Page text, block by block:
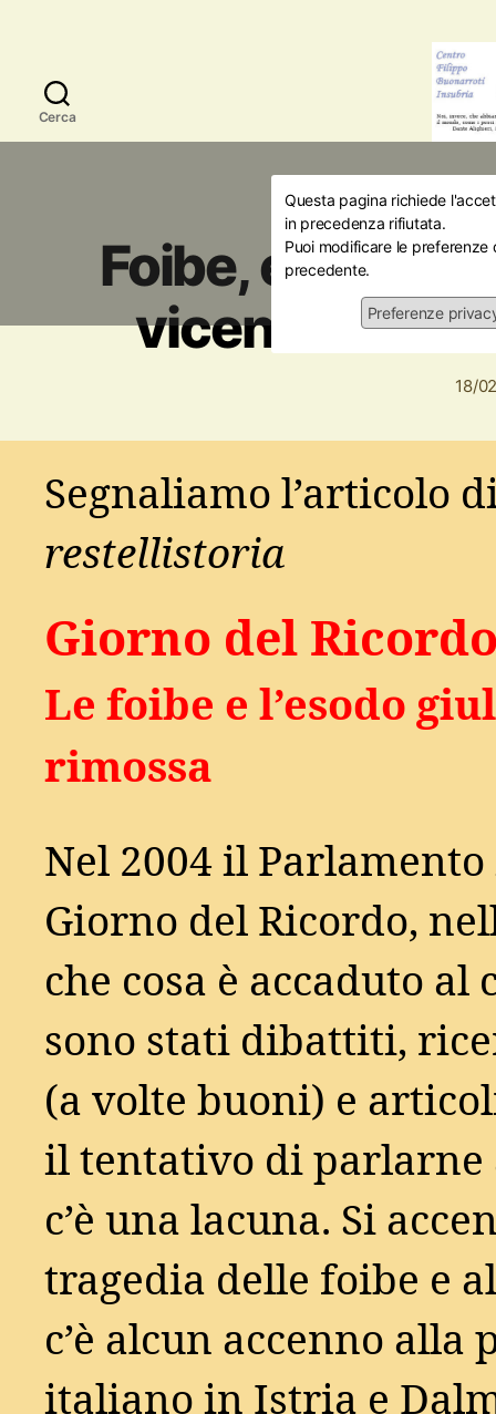
Cerca
Questa pagina richiede
in precedenza rifiutata.
Puoi modificare le
precedente.
Preferenze
Foibe, esodo
vicenda del
18/
Segnaliamo l’articolo
restellistoria
Giorno del
Le foibe e l’esodo
rimossa
Nel 2004 il
Giorno del Ricordo,
che cosa è accaduto
sono stati dibattiti,
(a volte buoni) e
il tentativo di parlarne
c’è una lacuna. Si
tragedia delle foibe e
c’è alcun accenno
italiano in Istria e